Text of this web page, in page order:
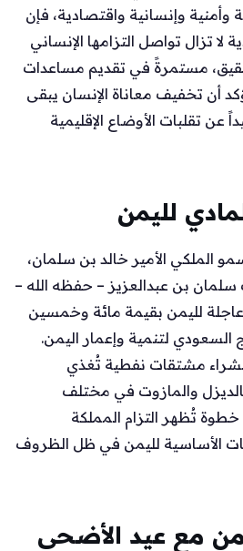
وإنسانية واقتصادية، فإن
لا تزال تواصل التزامها الإنساني
مستمرةً في تقديم مساعدات
أن تخفيف معاناة الإنسان يبقى
عن تقلبات الأوضاع الإقليمية
لليمن
الملكي الأمير خالد بن سلمان،
سلمان بن عبدالعزيز – حفظه الله –
لليمن بقيمة مائة وخمسين
السعودي لتنمية وإعمار اليمن.
مشتقات نفطية تُغذي
والمازوت في مختلف
تُظهر التزام المملكة
الأساسية لليمن في ظل الظروف
مع عيد الأضحى